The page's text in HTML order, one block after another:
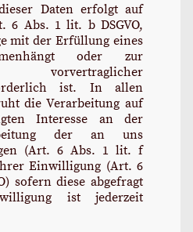
Daten erfolgt auf
6 Abs. 1 lit. b DSGVO,
mit der Erfüllung eines
oder zur
vorvertraglicher
ist. In allen
die Verarbeitung auf
Interesse an der
der an uns
(Art. 6 Abs. 1 lit. f
Einwilligung (Art. 6
sofern diese abgefragt
ist jederzeit